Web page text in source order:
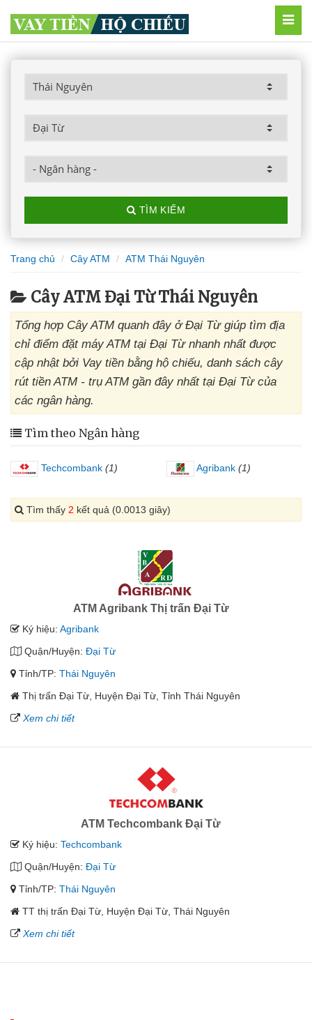
TÌM KIẾM
Trang chủ Cây ATM ATM Thái Nguyên
Cây ATM Đại Từ Thái Nguyên
Tổng hợp Cây ATM quanh đây ở Đại Từ giúp tìm địa
chỉ điểm đặt máy ATM tại Đại Từ nhanh nhất được
cập nhật bởi Vay tiền bằng hộ chiếu, danh sách cây
rút tiền ATM - trụ ATM gần đây nhất tại Đại Từ của
các ngân hàng.
Tìm theo Ngân hàng
Techcombank (1) Agribank (1)
Tìm thấy 2 kết quả (0.0013 giây)
ATM Agribank Thị trấn Đại Từ
Ký hiệu: Agribank
Quận/Huyện: Đại Từ
Tỉnh/TP: Thái Nguyên
Thị trấn Đại Từ, Huyện Đại Từ, Tỉnh Thái Nguyên
Xem chi tiết
ATM Techcombank Đại Từ
Ký hiệu: Techcombank
Quận/Huyện: Đại Từ
Tỉnh/TP: Thái Nguyên
TT thị trấn Đại Từ, Huyện Đại Từ, Thái Nguyên
Xem chi tiết